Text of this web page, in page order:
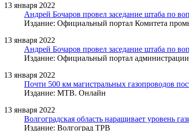
13 января 2022
Андрей Бочаров провел заседание штаба по
Издание: Официальный портал Комитета
13 января 2022
Андрей Бочаров провел заседание штаба по
Издание: Официальный портал администрации
13 января 2022
Почти 500 км магистральных газопроводов
Издание: МТВ. Онлайн
13 января 2022
Волгоградская область наращивает уровень
Издание: Волгоград ТРВ